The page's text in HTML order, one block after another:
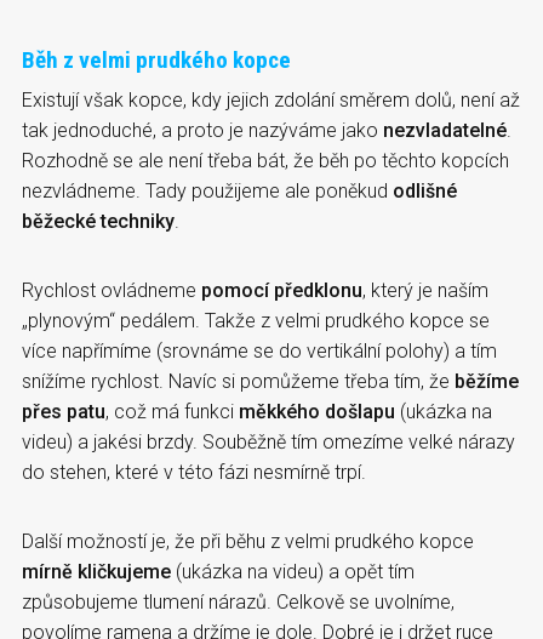
Běh z velmi prudkého kopce
Existují však kopce, kdy jejich zdolání směrem dolů, není až
tak jednoduché, a proto je nazýváme jako nezvladatelné
Rozhodně se ale není třeba bát, že běh po těchto kopcích
nezvládneme. Tady použijeme ale poněkud odlišné
běžecké techniky
Rychlost ovládneme pomocí předklonu, který je naším
„plynovým“ pedálem. Takže z velmi prudkého kopce se
více napřímíme (srovnáme se do vertikální polohy) a tím
snížíme rychlost. Navíc si pomůžeme třeba tím, že běžíme
přes patu, což má funkci měkkého došlapu (ukázka na
videu) a jakési brzdy. Souběžně tím omezíme velké nárazy
do stehen, které v této fázi nesmírně trpí.
Další možností je, že při běhu z velmi prudkého kopce
mírně kličkujeme (ukázka na videu) a opět tím
způsobujeme tlumení nárazů. Celkově se uvolníme,
povolíme ramena a držíme je dole. Dobré je i držet ruce